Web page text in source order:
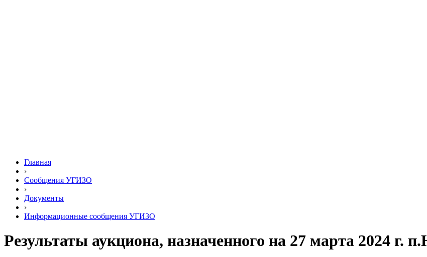
Главная
›
Сообщения УГИЗО
›
Документы
›
Информационные сообщения УГИЗО
Результаты аукциона, назначенного на 27 марта 2024 г.